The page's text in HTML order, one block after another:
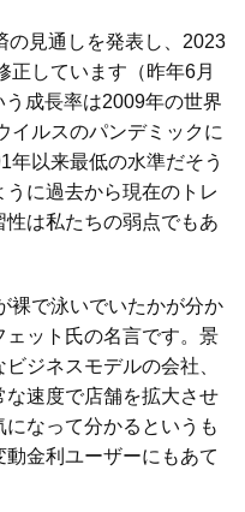
見通しを発表し、2023
正しています（昨年6月
成長率は2009年の世界
イルスのパンデミックに
年以来最低の水準だそう
に過去から現在のトレ
は私たちの弱点でもあ
裸で泳いでいたかが分か
ェット氏の名言です。景
ジネスモデルの会社、
速度で店舗を拡大させ
なって分かるというも
金利ユーザーにもあて